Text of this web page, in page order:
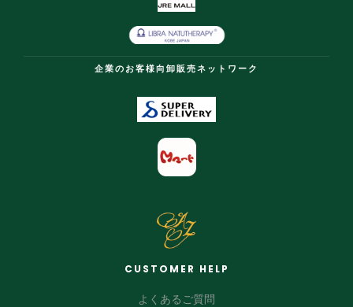
企業のお客様向卸販売ネットワーク
CUSTOMER HELP
よくあるご質問